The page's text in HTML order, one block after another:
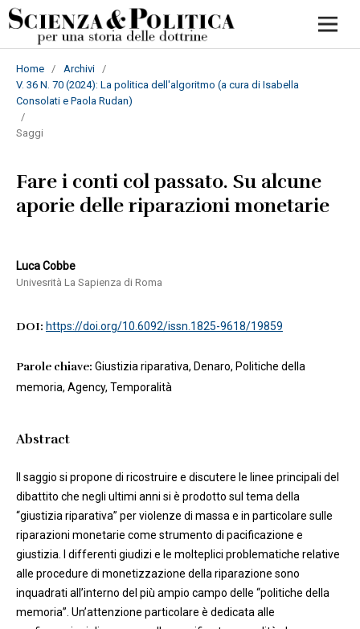
Home / Archivi
/
V. 36 N. 70 (2024): La politica dell'algoritmo (a cura di Isabella
Consolati e Paola Rudan)
/
Saggi
Fare i conti col passato. Su alcune
aporie delle riparazioni monetarie
Luca Cobbe
Univesrità La Sapienza di Roma
DOI: https://doi.org/10.6092/issn.1825-9618/19859
Parole chiave: Giustizia riparativa, Denaro, Politiche della
memoria, Agency, Temporalità
Abstract
Il saggio si propone di ricostruire e discutere le linee principali del
dibattito che negli ultimi anni si è prodotto sul tema della
“giustizia riparativa” per violenze di massa e in particolare sulle
riparazioni monetarie come strumento di pacificazione e
giustizia. I differenti giudizi e le molteplici problematiche relative
alle procedure di monetizzazione della riparazione sono
inquadrati all’interno del più ampio campo delle “politiche della
memoria”. Un’attenzione particolare è dedicata alle